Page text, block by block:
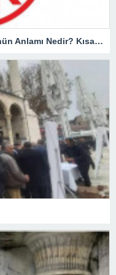
İşleyen Demir Pas Tutmaz Atasözünün Anlamı Nedir? Kısaca Açıklaması Ve Örnek Cümle…